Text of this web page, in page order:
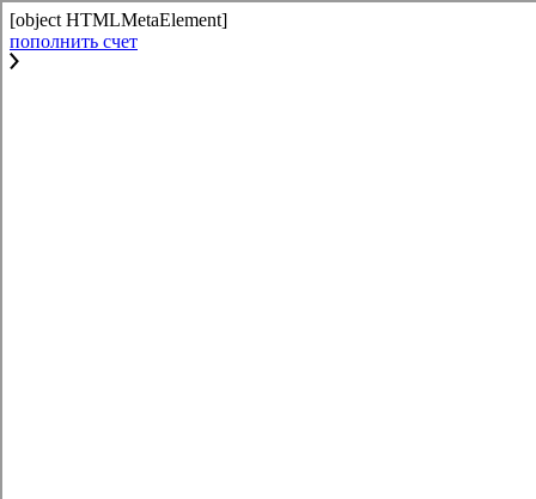
[object HTMLMetaElement]
пополнить счет